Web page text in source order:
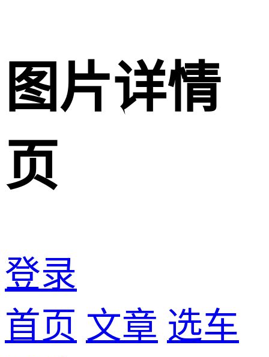
图片详情
页
登录
首页 文章 选车